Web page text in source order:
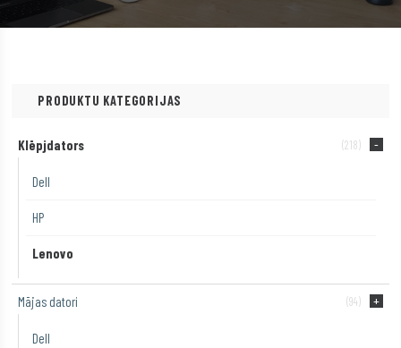
PRODUKTU KATEGORIJAS
Klēpjdators (218)
Dell
HP
Lenovo
Mājas datori (94)
Dell